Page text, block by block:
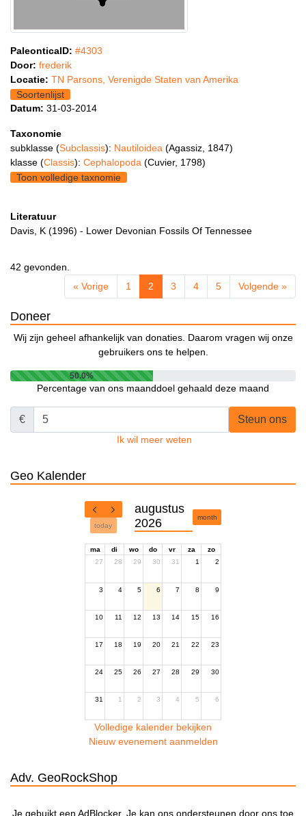
PaleonticaID: #4303
Door: frederik
Locatie: TN Parsons, Verenigde Staten van Amerika
Soortenlijst
Datum: 31-03-2014
Taxonomie
subklasse (Subclassis): Nautiloidea (Agassiz, 1847)
klasse (Classis): Cephalopoda (Cuvier, 1798)
Toon volledige taxnomie
Literatuur
Davis, K (1996) - Lower Devonian Fossils Of Tennessee
42 gevonden.
« Vorige
1 2 3 4 5 Volgende »
Doneer
Wij zijn geheel afhankelijk van donaties. Daarom vragen wij onze
gebruikers ons te helpen.
50.0%
Percentage van ons maanddoel gehaald deze maand
€ Steun ons
Ik wil meer weten
Geo Kalender
today
augustus
2026
month
ma di wo do vr za
zo
27
28 29 30 31 1 2
3 4 5 6 7 8 9
10 11 12 13 14 15 16
17 18 19 20 21 22 23
24 25 26 27 28 29 30
31 1 2 3 4 5 6
Volledige kalender bekijken
Nieuw evenement aanmelden
Adv. GeoRockShop
Je gebuikt een AdBlocker. Je kan ons ondersteunen door ons toe